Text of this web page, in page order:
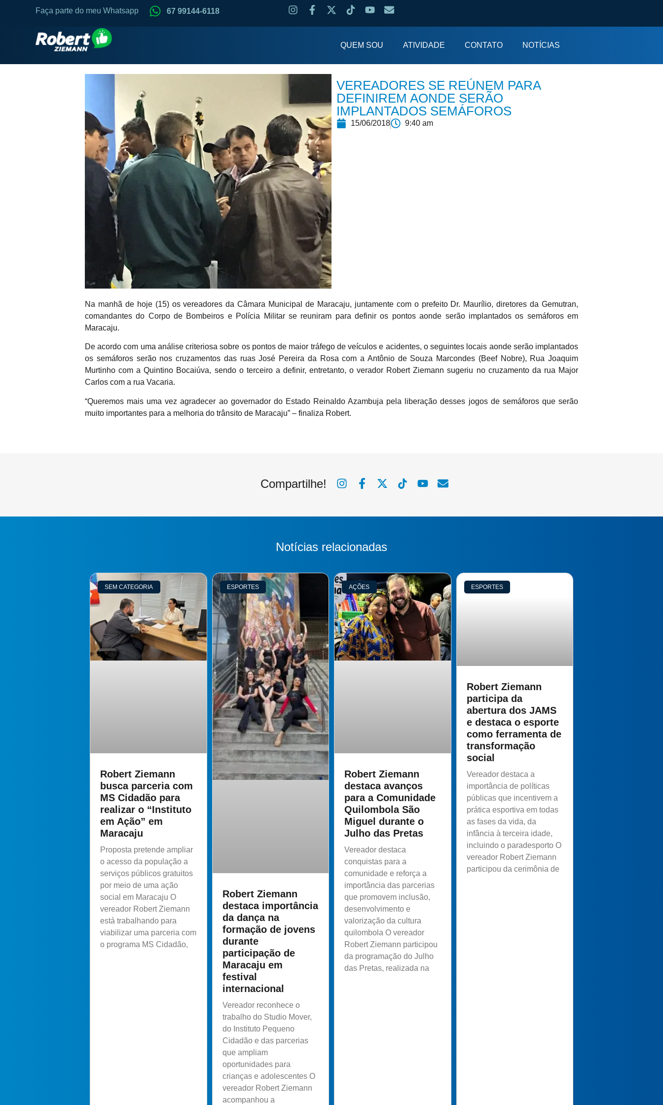
Faça parte do meu Whatsapp 67 99144-6118
QUEM SOU ATIVIDADE CONTATO NOTÍCIAS
VEREADORES SE REÚNEM PARA
DEFINIREM AONDE SERÃO
IMPLANTADOS SEMÁFOROS
15/06/2018 9:40 am
Na manhã de hoje (15) os vereadores da Câmara Municipal de Maracaju, juntamente com o prefeito Dr. Maurílio, diretores da Gemutran,
comandantes do Corpo de Bombeiros e Polícia Militar se reuniram para definir os pontos aonde serão implantados os semáforos em
Maracaju.
De acordo com uma análise criteriosa sobre os pontos de maior tráfego de veículos e acidentes, o seguintes locais aonde serão implantados
os semáforos serão nos cruzamentos das ruas José Pereira da Rosa com a Antônio de Souza Marcondes (Beef Nobre), Rua Joaquim
Murtinho com a Quintino Bocaiúva, sendo o terceiro a definir, entretanto, o verador Robert Ziemann sugeriu no cruzamento da rua Major
Carlos com a rua Vacaria.
“Queremos mais uma vez agradecer ao governador do Estado Reinaldo Azambuja pela liberação desses jogos de semáforos que serão
muito importantes para a melhoria do trânsito de Maracaju” – finaliza Robert.
Compartilhe!
Notícias relacionadas
SEM CATEGORIA
Robert Ziemann
busca parceria com
MS Cidadão para
realizar o “Instituto
em Ação” em
Maracaju
Proposta pretende ampliar
o acesso da população a
serviços públicos gratuitos
por meio de uma ação
social em Maracaju O
vereador Robert Ziemann
está trabalhando para
viabilizar uma parceria com
o programa MS Cidadão,
ESPORTES
Robert Ziemann
destaca importância
da dança na
formação de jovens
durante
participação de
Maracaju em
festival
internacional
Vereador reconhece o
trabalho do Studio Mover,
do Instituto Pequeno
Cidadão e das parcerias
que ampliam
oportunidades para
crianças e adolescentes O
vereador Robert Ziemann
acompanhou a
AÇÕES
Robert Ziemann
destaca avanços
para a Comunidade
Quilombola São
Miguel durante o
Julho das Pretas
Vereador destaca
conquistas para a
comunidade e reforça a
importância das parcerias
que promovem inclusão,
desenvolvimento e
valorização da cultura
quilombola O vereador
Robert Ziemann participou
da programação do Julho
das Pretas, realizada na
ESPORTES
Robert Ziemann
participa da
abertura dos JAMS
e destaca o esporte
como ferramenta de
transformação
social
Vereador destaca a
importância de políticas
públicas que incentivem a
prática esportiva em todas
as fases da vida, da
infância à terceira idade,
incluindo o paradesporto O
vereador Robert Ziemann
participou da cerimônia de